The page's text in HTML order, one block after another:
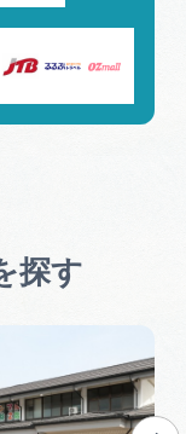
探す